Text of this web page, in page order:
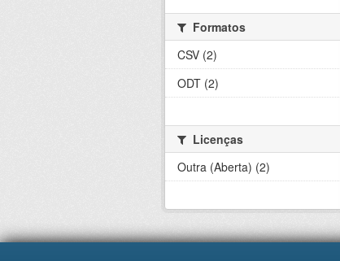
Formatos
CSV (2)
ODT (2)
Licenças
Outra (Aberta) (2)